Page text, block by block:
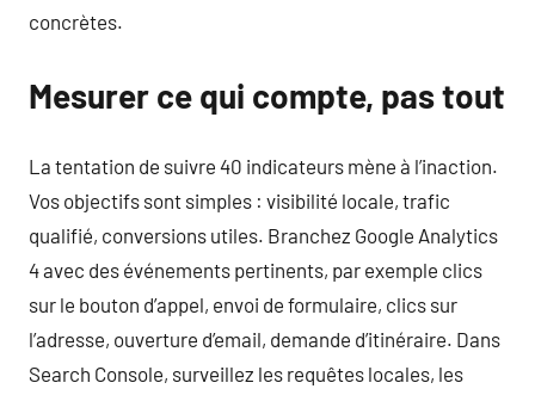
concrètes.
Mesurer ce qui compte, pas tout
La tentation de suivre 40 indicateurs mène à l’inaction.
Vos objectifs sont simples : visibilité locale, trafic
qualifié, conversions utiles. Branchez Google Analytics
4 avec des événements pertinents, par exemple clics
sur le bouton d’appel, envoi de formulaire, clics sur
l’adresse, ouverture d’email, demande d’itinéraire. Dans
Search Console, surveillez les requêtes locales, les